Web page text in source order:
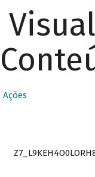
Ações